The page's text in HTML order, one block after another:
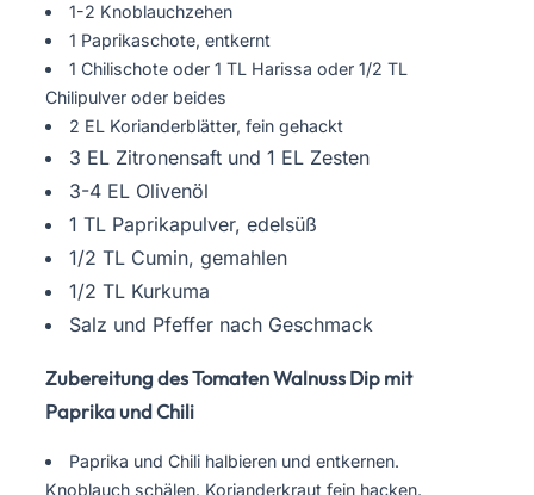
1-2 Knoblauchzehen
1 Paprikaschote, entkernt
1 Chilischote oder 1 TL Harissa oder 1/2 TL
Chilipulver oder beides
2 EL Korianderblätter, fein gehackt
3 EL Zitronensaft und 1 EL Zesten
3-4 EL Olivenöl
1 TL Paprikapulver, edelsüß
1/2 TL Cumin, gemahlen
1/2 TL Kurkuma
Salz und Pfeffer nach Geschmack
Zubereitung des Tomaten Walnuss Dip mit
Paprika und Chili
Paprika und Chili halbieren und entkernen.
Knoblauch schälen. Korianderkraut fein hacken.